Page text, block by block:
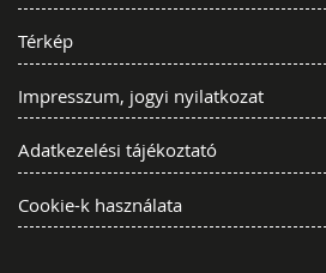
Térkép
Impresszum, jogyi nyilatkozat
Adatkezelési tájékoztató
Cookie-k használata